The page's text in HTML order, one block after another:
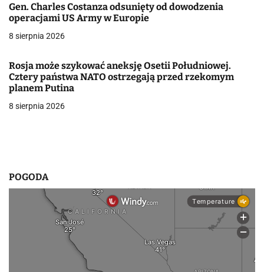
a
w
i
s
Gen. Charles Costanza odsunięty od dowodzenia
operacjami US Army w Europie
8 sierpnia 2026
Rosja może szykować aneksję Osetii Południowej.
Cztery państwa NATO ostrzegają przed rzekomym
planem Putina
8 sierpnia 2026
POGODA